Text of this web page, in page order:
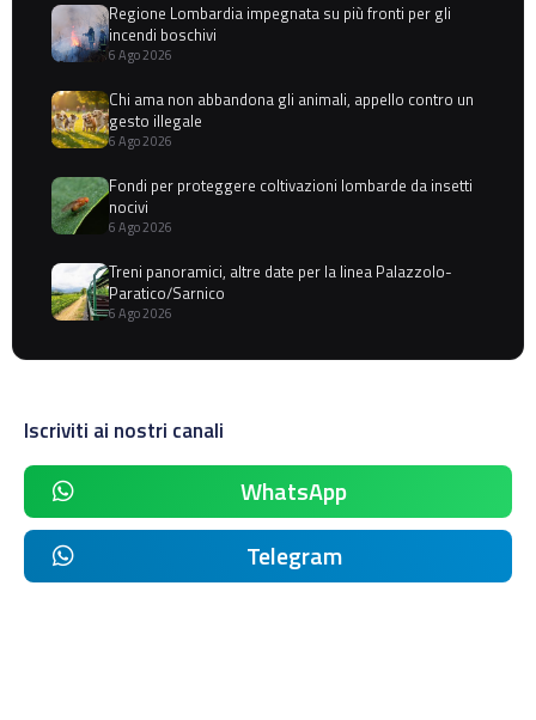
Regione Lombardia impegnata su più fronti per gli
incendi boschivi
6 Ago 2026
Chi ama non abbandona gli animali, appello contro un
gesto illegale
6 Ago 2026
Fondi per proteggere coltivazioni lombarde da insetti
nocivi
6 Ago 2026
Treni panoramici, altre date per la linea Palazzolo-
Paratico/Sarnico
6 Ago 2026
Iscriviti ai nostri canali
WhatsApp
Telegram